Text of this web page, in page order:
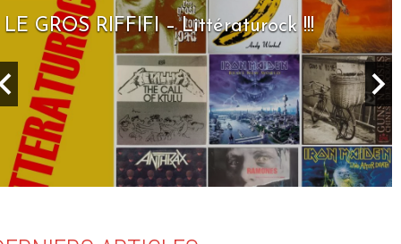
LE GROS RIFFIFI – Seven Days To Rock !!!